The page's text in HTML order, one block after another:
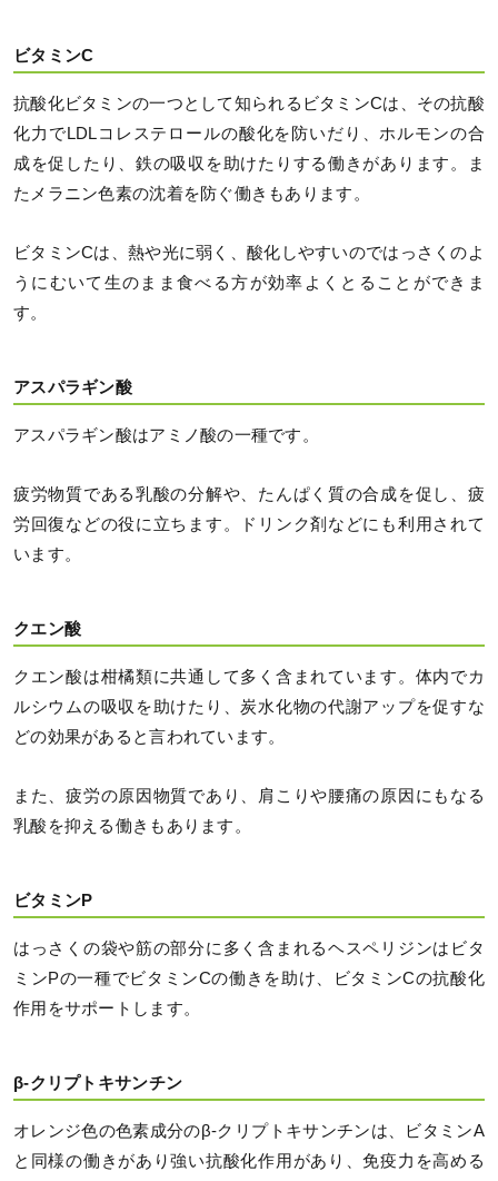
ビタミンC
抗酸化ビタミンの一つとして知られるビタミンCは、その抗酸
化力でLDLコレステロールの酸化を防いだり、ホルモンの合
成を促したり、鉄の吸収を助けたりする働きがあります。ま
たメラニン色素の沈着を防ぐ働きもあります。
ビタミンCは、熱や光に弱く、酸化しやすいのではっさくのよ
うにむいて生のまま食べる方が効率よくとることができま
す。
アスパラギン酸
アスパラギン酸はアミノ酸の一種です。
疲労物質である乳酸の分解や、たんぱく質の合成を促し、疲
労回復などの役に立ちます。ドリンク剤などにも利用されて
います。
クエン酸
クエン酸は柑橘類に共通して多く含まれています。体内でカ
ルシウムの吸収を助けたり、炭水化物の代謝アップを促すな
どの効果があると言われています。
また、疲労の原因物質であり、肩こりや腰痛の原因にもなる
乳酸を抑える働きもあります。
ビタミンP
はっさくの袋や筋の部分に多く含まれるヘスペリジンはビタ
ミンPの一種でビタミンCの働きを助け、ビタミンCの抗酸化
作用をサポートします。
β-クリプトキサンチン
オレンジ色の色素成分のβ-クリプトキサンチンは、ビタミンA
と同様の働きがあり強い抗酸化作用があり、免疫力を高める